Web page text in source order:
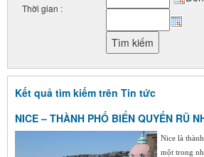
Thời gian :
Kết quả tìm kiếm trên Tin tức
NICE – THÀNH PHỐ BIỂN QUYẾN RŨ
Nice là
một trong